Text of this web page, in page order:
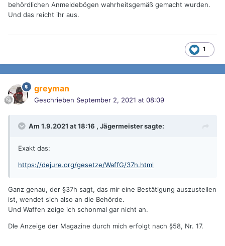
behördlichen Anmeldebögen wahrheitsgemäß gemacht wurden.
Und das reicht ihr aus.
1
greyman
Geschrieben September 2, 2021 at 08:09
Am 1.9.2021 at 18:16 , Jägermeistersagte:
Exakt das:
https://dejure.org/gesetze/WaffG/37h.html
Ganz genau, der §37h sagt, das mir eine Bestätigung auszustellen
ist, wendet sich also an die Behörde.
Und Waffen zeige ich schonmal gar nicht an.
DIe Anzeige der Magazine durch mich erfolgt nach §58, Nr. 17.